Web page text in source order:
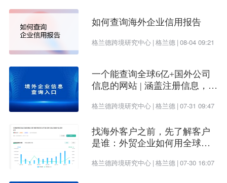
如何查询海外企业信用报告
格兰德跨境研究中心 | 格兰德 | 08-04 09:21
一个能查询全球6亿+国外公司
信息的网站 | 涵盖注册信息，股
格兰德跨境研究中心 | 格兰德 | 07-31 09:47
找海外客户之前，先了解客户
是谁：外贸企业如何用全球企
格兰德跨境研究中心 | 格兰德 | 07-30 16:07